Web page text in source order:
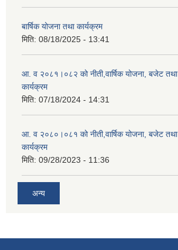
बार्षिक योजना तथा कार्यक्रम
मिति: 08/18/2025 - 13:41
आ. व २०८१।०८२ को नीती,वार्षिक योजना, बजेट तथा
कार्यक्रम
मिति: 07/18/2024 - 14:31
आ. व २०८०।०८१ को नीती,वार्षिक योजना, बजेट तथा
कार्यक्रम
मिति: 09/28/2023 - 11:36
अन्य